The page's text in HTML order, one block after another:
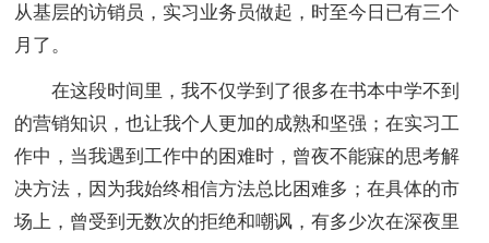
从基层的访销员，实习业务员做起，时至今日已有三个
月了。
在这段时间里，我不仅学到了很多在书本中学不到
的营销知识，也让我个人更加的成熟和坚强；在实习工
作中，当我遇到工作中的困难时，曾夜不能寐的思考解
决方法，因为我始终相信方法总比困难多；在具体的市
场上，曾受到无数次的拒绝和嘲讽，有多少次在深夜里